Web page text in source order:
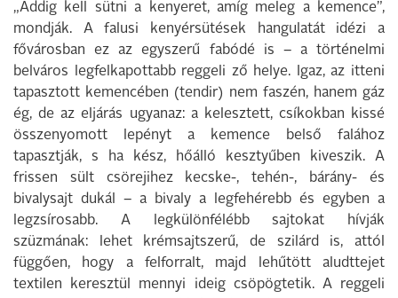
„Addig kell sütni a kenyeret, amíg meleg a kemence”,
mondják. A falusi kenyérsütések hangulatát idézi a
fővárosban ez az egyszerű fabódé is – a történelmi
belváros legfelkapottabb reggeli ző helye. Igaz, az itteni
tapasztott kemencében (tendir) nem faszén, hanem gáz
ég, de az eljárás ugyanaz: a kelesztett, csíkokban kissé
összenyomott lepényt a kemence belső falához
tapasztják, s ha kész, hőálló kesztyűben kiveszik. A
frissen sült csörejihez kecske-, tehén-, bárány- és
bivalysajt dukál – a bivaly a legfehérebb és egyben a
legzsírosabb. A legkülönfélébb sajtokat hívják
szüzmának: lehet krémsajtszerű, de szilárd is, attól
függően, hogy a felforralt, majd lehűtött aludttejet
textilen keresztül mennyi ideig csöpögtetik. A reggeli